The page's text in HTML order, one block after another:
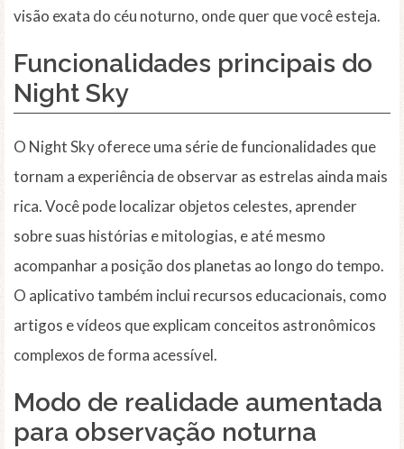
visão exata do céu noturno, onde quer que você esteja.
Funcionalidades principais do
Night Sky
O Night Sky oferece uma série de funcionalidades que
tornam a experiência de observar as estrelas ainda mais
rica. Você pode localizar objetos celestes, aprender
sobre suas histórias e mitologias, e até mesmo
acompanhar a posição dos planetas ao longo do tempo.
O aplicativo também inclui recursos educacionais, como
artigos e vídeos que explicam conceitos astronômicos
complexos de forma acessível.
Modo de realidade aumentada
para observação noturna